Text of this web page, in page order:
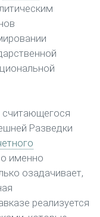
считающегося
Разведки
именно
озадачивает,
реализуется